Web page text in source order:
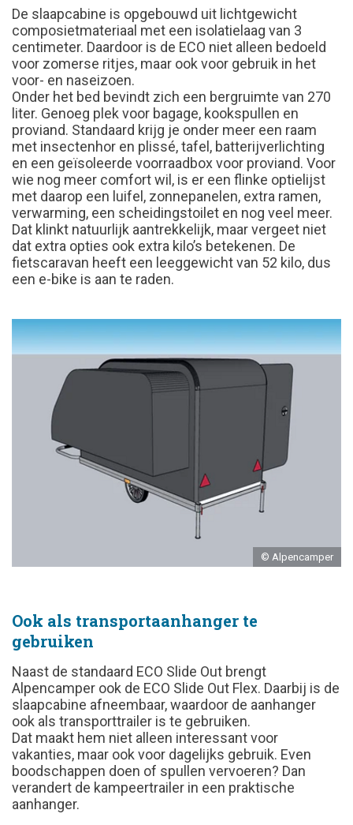
De slaapcabine is opgebouwd uit lichtgewicht
composietmateriaal met een isolatielaag van 3
centimeter. Daardoor is de ECO niet alleen bedoeld
voor zomerse ritjes, maar ook voor gebruik in het
voor- en naseizoen.
Onder het bed bevindt zich een bergruimte van 270
liter. Genoeg plek voor bagage, kookspullen en
proviand. Standaard krijg je onder meer een raam
met insectenhor en plissé, tafel, batterijverlichting
en een geïsoleerde voorraadbox voor proviand. Voor
wie nog meer comfort wil, is er een flinke optielijst
met daarop een luifel, zonnepanelen, extra ramen,
verwarming, een scheidingstoilet en nog veel meer.
Dat klinkt natuurlijk aantrekkelijk, maar vergeet niet
dat extra opties ook extra kilo’s betekenen. De
fietscaravan heeft een leeggewicht van 52 kilo, dus
een e-bike is aan te raden.
© Alpencamper
Ook als transportaanhanger te
gebruiken
Naast de standaard ECO Slide Out brengt
Alpencamper ook de ECO Slide Out Flex. Daarbij is de
slaapcabine afneembaar, waardoor de aanhanger
ook als transporttrailer is te gebruiken.
Dat maakt hem niet alleen interessant voor
vakanties, maar ook voor dagelijks gebruik. Even
boodschappen doen of spullen vervoeren? Dan
verandert de kampeertrailer in een praktische
aanhanger.